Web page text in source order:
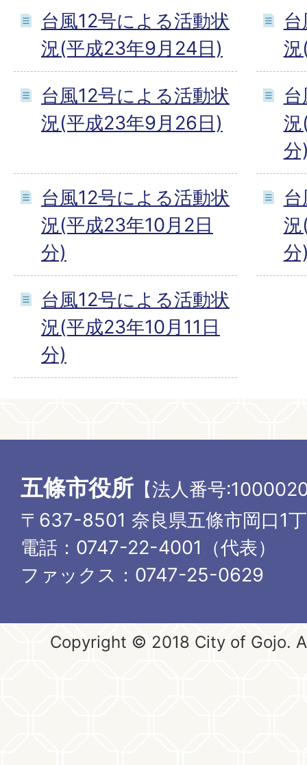
台風12号による活動状
況(平成23年9月24日)
台風12号による活動状
況(平成23年9月26日)
分
台風12号による活動状
況(平成23年10月2日
分)
況
分
台風12号による活動状
況(平成23年10月11日
分)
五條市役所 【法人番号
〒637-8501 奈良県五條市岡口1
電話：0747-22-4001（代表）
ファックス：0747-25-0629
Copyright © 2018 City of Gojo.